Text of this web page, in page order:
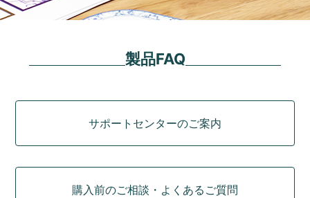
製品FAQ
サポートセンターのご案内
購入前のご相談・よくあるご質問